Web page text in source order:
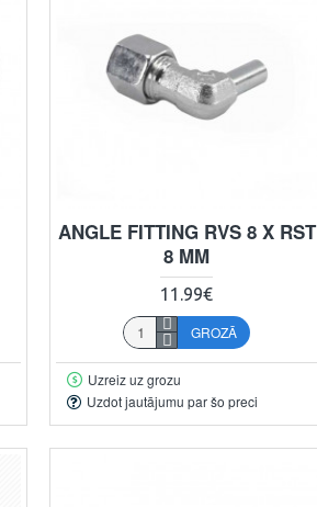
ANGLE FITTING RVS 8 X RST
8 MM
11.99€
GROZĀ
Uzreiz uz grozu
Uzdot jautājumu par šo preci